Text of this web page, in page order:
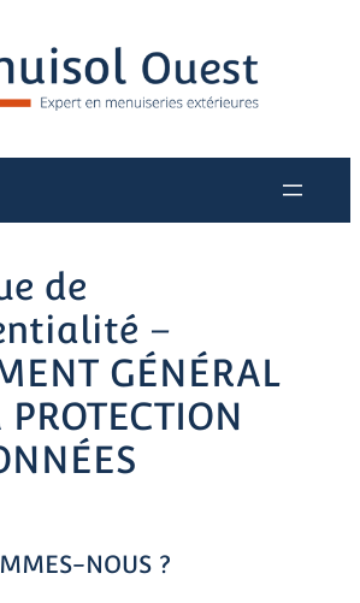
de
–
GÉNÉRAL
NOUS ?